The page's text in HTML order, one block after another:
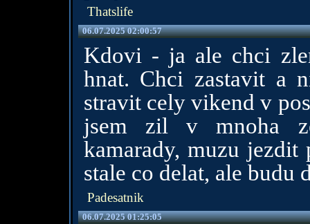
Thatslife
06.07.2025 02:00:57
Kdovi - ja ale chci
hnat. Chci zastavit a
stravit cely vikend v
jsem zil v mnoha
kamarady, muzu
stale co delat, ale budu
Padesatnik
06.07.2025 01:25:05